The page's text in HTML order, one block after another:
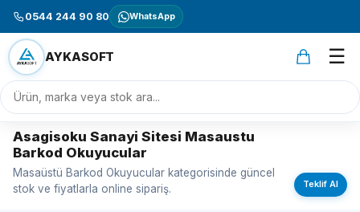
0544 244 90 80 WhatsApp
AYKASOFT ☰
Asagisoku Sanayi Sitesi Masaustu
Barkod Okuyucular
Masaüstü Barkod Okuyucular kategorisinde güncel
stok ve fiyatlarla online sipariş.
Teklif Al